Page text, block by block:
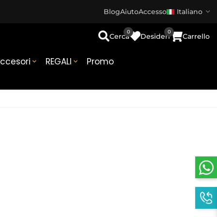
BlogAiutoAccesso Italiano
 REGALI  Promo
Cerca Desideri
0
Carrello
0